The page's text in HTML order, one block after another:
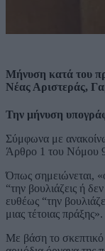
Μήνυση κατά του
Νέας Αριστεράς,
Την μήνυση
Σύμφωνα με
Άρθρο 1 του Νόμου
Όπως σημειώνεται,
“την βουλιάζεις ή
ευθέως “την
μιας τέτοιας πράξης».
Με βάση το